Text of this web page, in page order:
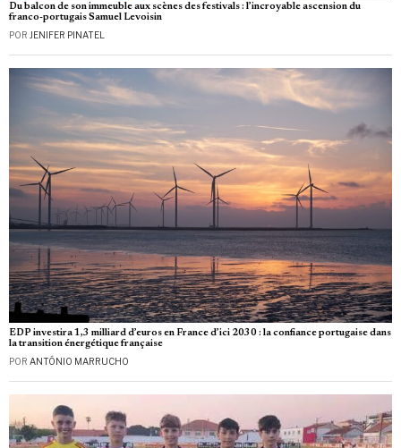
Du balcon de son immeuble aux scènes des festivals : l’incroyable ascension du
franco-portugais Samuel Levoisin
POR JENIFER PINATEL
EDP investira 1,3 milliard d’euros en France d’ici 2030 : la confiance portugaise dans
la transition énergétique française
POR ANTÓNIO MARRUCHO